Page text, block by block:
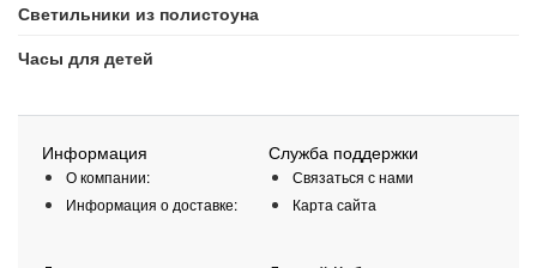
Светильники из полистоуна
Часы для детей
Информация
О компании:
Информация о доставке:
Служба поддержки
Связаться с нами
Карта сайта